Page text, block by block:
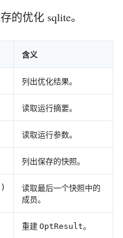
的优化 sqlite。
含义
列出优化结果。
读取运行摘要。
读取运行参数。
列出保存的快照。
读取最后一个快照中的
成员。
重建 OptResult。